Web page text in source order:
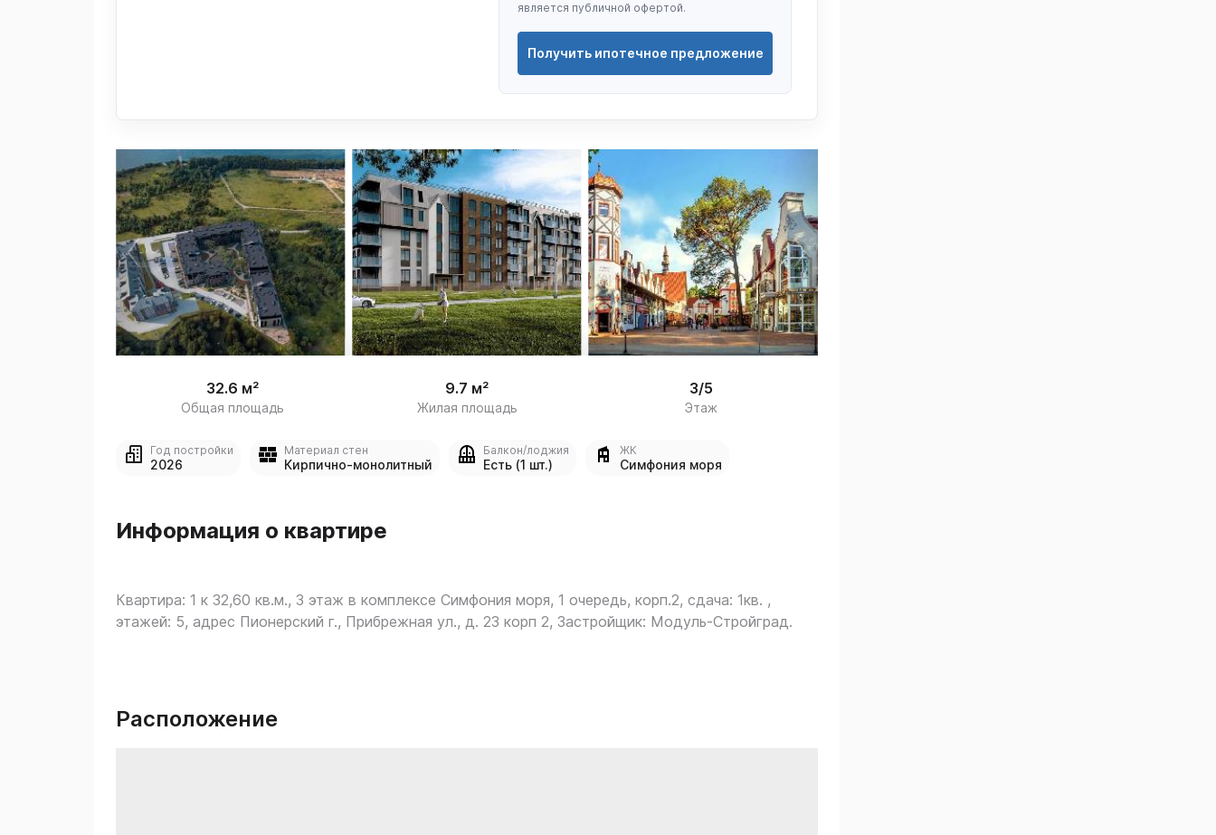
является публичной офертой.
Получить ипотечное предложение
1
/
8
32.6 м²
Общая площадь
9.7 м²
Жилая площадь
3/5
Этаж
Год постройки
2026
Материал стен
Кирпично-монолитный
Балкон/лоджия
Есть (1 шт.)
ЖК
Симфония моря
Информация о квартире
Квартира: 1 к 32,60 кв.м., 3 этаж в комплексе Симфония моря, 1 очередь, корп.2, сдача: 1кв. ,
этажей: 5, адрес Пионерский г., Прибрежная ул., д. 23 корп 2, Застройщик: Модуль-Стройград.
Расположение